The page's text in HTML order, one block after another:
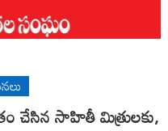
చేసిన సాహితీ మిత్రులకు,